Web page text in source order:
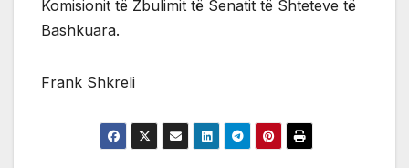
Komisionit të Zbulimit të Senatit të Shteteve të
Bashkuara.
Frank Shkreli